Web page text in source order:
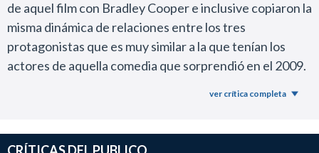
pirata solo en su pc... definitivamente no ve la misma
película.
Para distraerse, para ver actores en papeles no
habituales, y para no buscarle la quinta pata al gato,
Quiero matar a mi jefe es una gran salida al cine.
de aquel film con Bradley Cooper e inclusive copiaron la
misma dinámica de relaciones entre los tres
protagonistas que es muy similar a la que tenían los
actores de aquella comedia que sorprendió en el 2009.
de la colina) que con mucho sarcasmo y cinismo se reía
ver crítica completa